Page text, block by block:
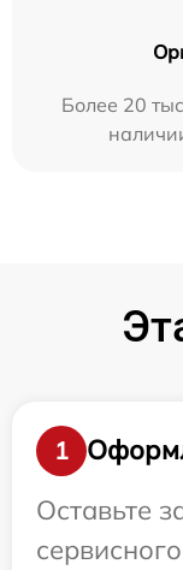
Более 20
1
Оставьте